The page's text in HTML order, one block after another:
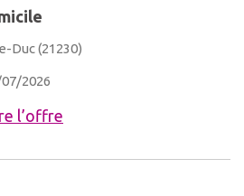
Duc (21230)
2026
l’offre